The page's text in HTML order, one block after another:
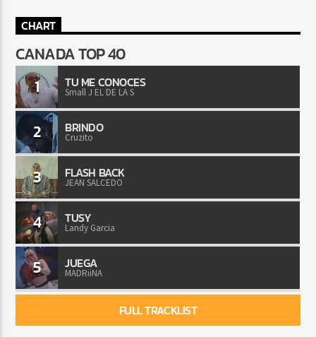
CHART
CANADA TOP 40
1 TU ME CONOCES
Small J EL DE LA S
2 BRINDO
Cruzito
3 FLASH BACK
JEAN SALCEDO
4 TUSY
Landy Garcia
5 JUEGA
MADRiiNA
FULL TRACKLIST